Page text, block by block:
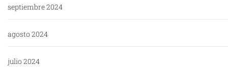
septiembre 2024
agosto 2024
julio 2024